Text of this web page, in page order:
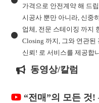
가격으로 안전계약 해 드
시공사 뿐만 아니라, 신중
업체, 전문 스테이징 까지
Closing 까지, 그와 연관된
신뢰! 로 서비스를 제공합
동영상/칼럼
“전매”의 모든 것!